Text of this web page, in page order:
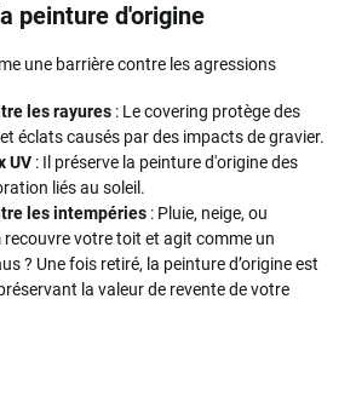
peinture d'origine
une barrière contre les agressions
les rayures: Le covering protège des
éclats causés par des impacts de gravier.
UV: Il préserve la peinture d'origine des
liés au soleil.
les intempéries: Pluie, neige, ou
recouvre votre toit et agit comme un
? Une fois retiré, la peinture d’origine est
la valeur de revente de votre